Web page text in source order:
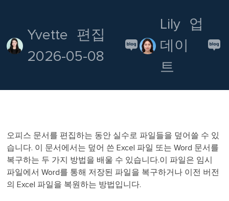
Yvette
편집
2026-05-08
Lily
업
데이
트
오피스 문서를 편집하는 동안 실수로 파일들을 덮어쓸 수 있
습니다. 이 문서에서는 덮어 쓴 Excel 파일 또는 Word 문서를
복구하는 두 가지 방법을 배울 수 있습니다.이 파일은 임시
파일에서 Word를 통해 저장된 파일을 복구하거나 이전 버전
의 Excel 파일을 복원하는 방법입니다.